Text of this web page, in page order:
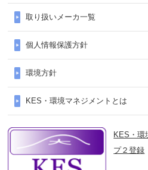
・RX全シ
2024/11/8
moduleを
しました
取り扱いメーカ一覧
個人情報保護方針
環境方針
KES・環境マネジメントとは
KES・環
プ２登録